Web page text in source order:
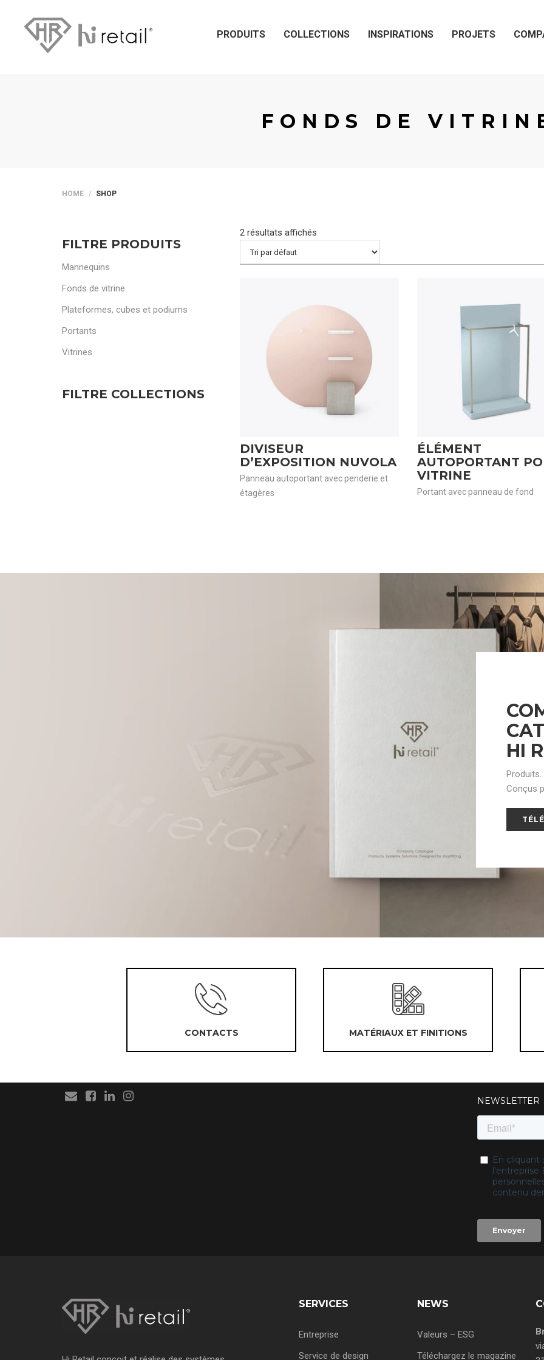
PRODUITS COLLECTIONS INSPIRATIONS PROJETS
FONDS DE
HOME SHOP
2 résultats affichés
DIVISEUR
D’EXPOSITION NUVOLA
Panneau autoportant avec penderie et
étagères
ÉLÉMENT
AUTOPORTANT
VITRINE
Portant avec panneau de fond
FILTRE PRODUITS
Mannequins
Fonds de vitrine
Plateformes, cubes et podiums
Portants
Vitrines
FILTRE COLLECTIONS
HI
Conçus
CONTACTS MATÉRIAUX ET FINITIONS
NEWSLETTER
SERVICES
Entreprise
Service de design
NEWS
Valeurs – ESG
Téléchargez le magazine